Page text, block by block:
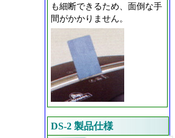
も細断できるため、面倒な手
間がかかりません。
DS-2 製品仕様